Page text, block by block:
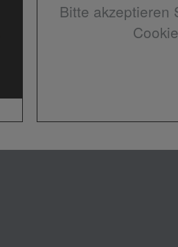
Bitte akzeptieren